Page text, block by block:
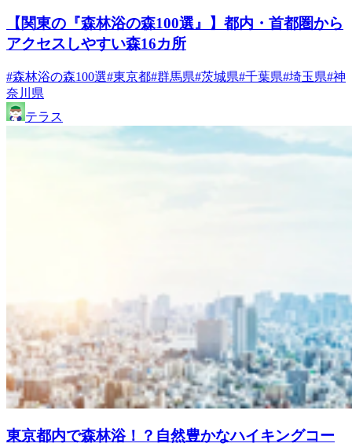
【関東の『森林浴の森100選』】都内・首都圏から
アクセスしやすい森16カ所
#森林浴の森100選#東京都#群馬県#茨城県#千葉県#埼玉県#神
奈川県
テラス
東京都内で森林浴！？自然豊かなハイキングコー